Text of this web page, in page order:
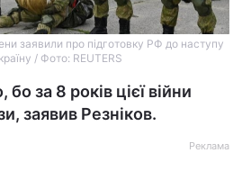
заявили про підготовку РФ до наступу
/ Фото: REUTERS
за 8 років цієї війни
заявив Резніков.
Реклама